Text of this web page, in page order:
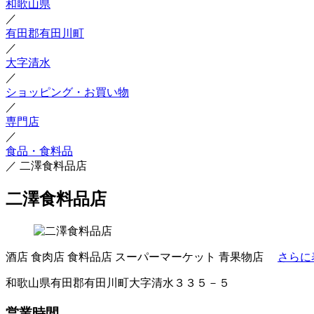
和歌山県
／
有田郡有田川町
／
大字清水
／
ショッピング・お買い物
／
専門店
／
食品・食料品
／ 二澤食料品店
二澤食料品店
酒店 食肉店 食料品店 スーパーマーケット 青果物店 さら
和歌山県有田郡有田川町大字清水３３５－５